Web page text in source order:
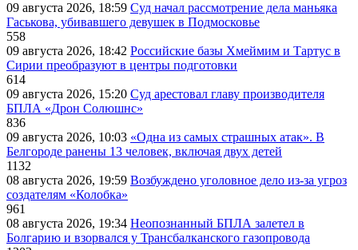
09 августа 2026, 18:59 Суд начал рассмотрение дела маньяка
Гаськова, убивавшего девушек в Подмосковье
558
09 августа 2026, 18:42 Российские базы Хмеймим и Тартус в
Сирии преобразуют в центры подготовки
614
09 августа 2026, 15:20 Суд арестовал главу производителя
БПЛА «Дрон Солюшнс»
836
09 августа 2026, 10:03 «Одна из самых страшных атак». В
Белгороде ранены 13 человек, включая двух детей
1132
08 августа 2026, 19:59 Возбуждено уголовное дело из-за угроз
создателям «Колобка»
961
08 августа 2026, 19:34 Неопознанный БПЛА залетел в
Болгарию и взорвался у Трансбалканского газопровода